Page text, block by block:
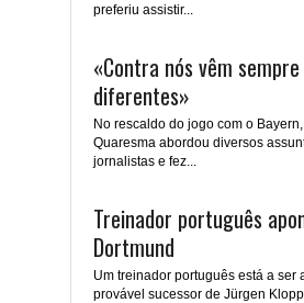
preferiu assistir...
«Contra nós vêm sempre
diferentes»
No rescaldo do jogo com o
Quaresma abordou diversos
jornalistas e fez...
Treinador português
Dortmund
Um treinador português está a ser
provável sucessor de Jürgen